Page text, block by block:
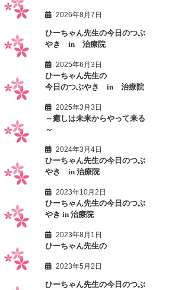
2026年8月7日
ひーちゃん先生の今日のつぶ
やき in 治療院
2025年6月3日
ひーちゃん先生の
今日のつぶやき in 治療院
2025年3月3日
～癒しは未来からやって来る
～
2024年3月4日
ひーちゃん先生の今日のつぶ
やき in 治療院
2023年10月2日
ひーちゃん先生の今日のつぶ
やき in 治療院
2023年8月1日
ひーちゃん先生の
2023年5月2日
ひーちゃん先生の今日のつぶ